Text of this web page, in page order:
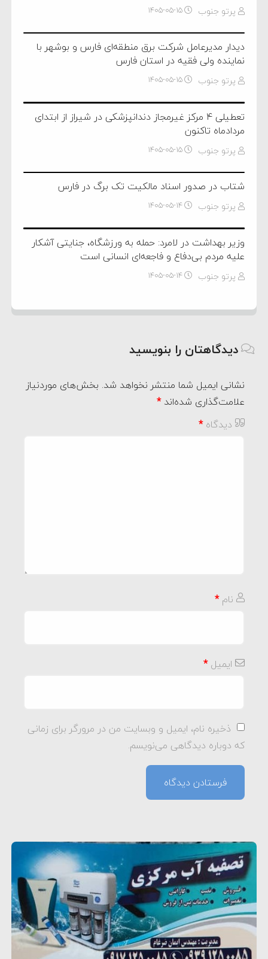
پرتو جنوب ۱۴۰۵-۰۵-۱۵
دیدار مدیرعامل شرکت برق منطقه‌ای فارس و بوشهر با
نماینده ولی فقیه در استان فارس
پرتو جنوب ۱۴۰۵-۰۵-۱۵
تعطیلی ۴ مرکز غیرمجاز دندانپزشکی در شیراز از ابتدای
مردادماه تاکنون
پرتو جنوب ۱۴۰۵-۰۵-۱۵
شتاب در صدور اسناد مالکیت تک برگ در فارس
پرتو جنوب ۱۴۰۵-۰۵-۱۴
وزیر بهداشت در لامرد: حمله به ورزشگاه، جنایتی آشکار
علیه مردم بی‌دفاع و فاجعه‌ای انسانی است
پرتو جنوب ۱۴۰۵-۰۵-۱۴
دیدگاهتان را بنویسید
نشانی ایمیل شما منتشر نخواهد شد. بخش‌های موردنیاز
علامت‌گذاری شده‌اند*
دیدگاه*
نام*
ایمیل*
ذخیره نام، ایمیل و وبسایت من در مرورگر برای زمانی
که دوباره دیدگاهی می‌نویسم.